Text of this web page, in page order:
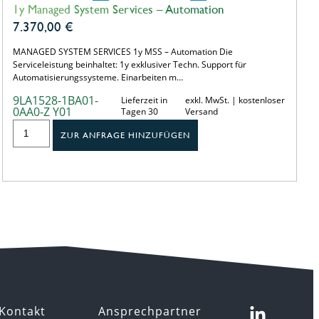
1y Managed System Services – Automation
7.370,00 €
MANAGED SYSTEM SERVICES 1y MSS – Automation Die
Serviceleistung beinhaltet: 1y exklusiver Techn. Support für
Automatisierungssysteme. Einarbeiten m…
9LA1528-1BA01-
0AA0-Z Y01
Lieferzeit in
Tagen 30
exkl. MwSt. | kostenloser
Versand
ZUR ANFRAGE HINZUFÜGEN
Ansprechpartner